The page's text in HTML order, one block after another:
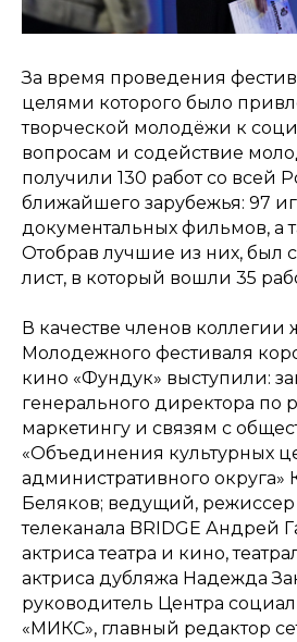
За время проведения
целями которого было
творческой молодёжи к
вопросам и содействие
получили 130 работ со всей
ближайшего зарубежья: 97
документальных фильмов, а
Отобрав лучшие из них, был
лист, в который вошли 35
В качестве членов коллегии
Молодежного фестиваля
кино «Фундук» выступили:
генерального директора по
маркетингу и связям с
«Объединения культурных
административного округа»
Беляков; ведущий,
телеканала BRIDGE Андрей
актриса театра и кино,
актриса дубляжа Надежда
руководитель Центра
«МИКС», главный редактор